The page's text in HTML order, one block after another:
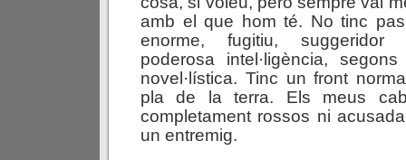
amb el que hom té. No tinc
enorme, fugitiu, suggeridor
poderosa intel·ligència,
novel·lística. Tinc un front
pla de la terra. Els meus
completament rossos ni
un entremig.